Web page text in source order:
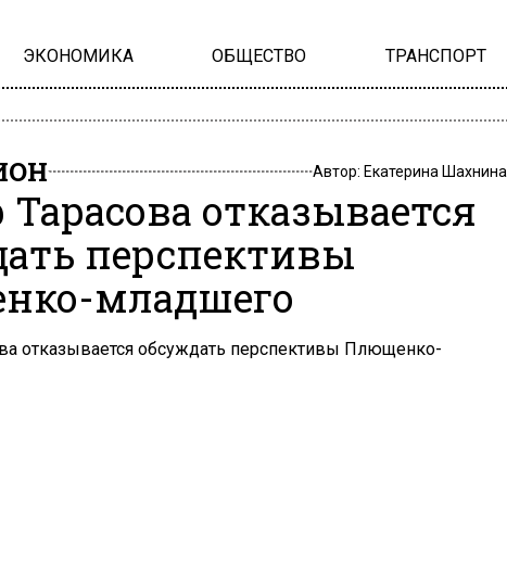
ЭКОНОМИКА ОБЩЕСТВО ТРАНСПОРТ
Автор: Екатерина Шахнина
отказывается
перспективы
младшего